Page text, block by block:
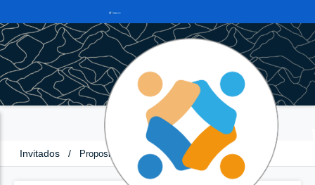
Invitados / Proposición de Citación